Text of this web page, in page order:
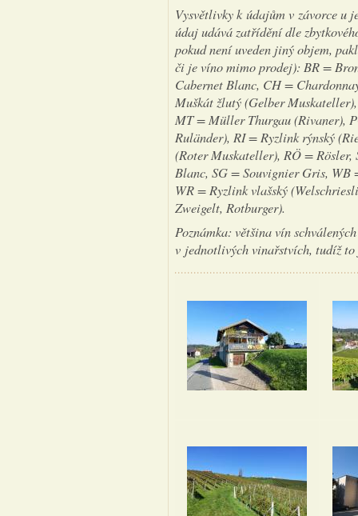
Vysvětlivky k údajům v závorce u
údaj udává zatřídění dle
pokud není uveden jiný objem,
či je víno mimo prodej): BR =
Cabernet Blanc, CH =
Muškát žlutý (Gelber
MT = Müller Thurgau (Rivaner),
Ruländer), RI = Ryzlink rýnský
(Roter Muskateller), RÖ = Rösler,
Blanc, SG = Souvignier Gris, WB
WR = Ryzlink vlašský
Zweigelt, Rotburger).
Poznámka: většina vín
v jednotlivých vinařstvích, tudíž